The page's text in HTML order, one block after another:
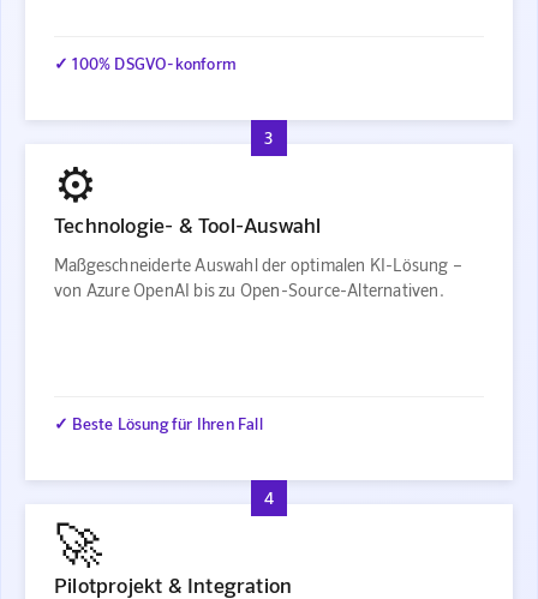
✓ 100% DSGVO-konform
3
⚙️
Technologie- & Tool-Auswahl
Maßgeschneiderte Auswahl der optimalen KI-Lösung –
von Azure OpenAI bis zu Open-Source-Alternativen.
✓ Beste Lösung für Ihren Fall
4
🚀
Pilotprojekt & Integration